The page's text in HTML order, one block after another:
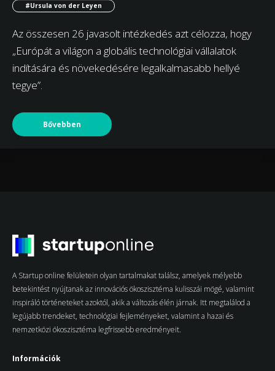
#Ursula von der Leyen
Az összesen 26 javasolt intézkedés azt célozza, hogy
„Európát a világon a globális technológiai vállalatok
indítására és növekedésére legalkalmasabb hellyé
tegye”.
Bővebben
A Startup online felületein olyan tartalmakat találsz, amelyek mélyebb
betekintést nyújtanak az innovációs ökoszisztéma kulisszái mögé, valamint
inspiráló történeteket azoktól, akik a változás élén járnak. Itt megtalálod a
legújabb trendeket, technológiai fejleményeket, valamint a hazai és
nemzetközi ökoszisztéma legfrissebb eredményeit.
Információk